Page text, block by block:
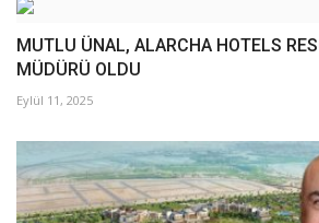
MUTLU ÜNAL, ALARCHA HOTELS
MÜDÜRÜ OLDU
Eylül 11, 2025